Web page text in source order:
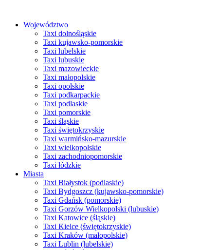
treści
Województwo
Taxi dolnośląskie
Taxi kujawsko-pomorskie
Taxi lubelskie
Taxi lubuskie
Taxi mazowieckie
Taxi małopolskie
Taxi opolskie
Taxi podkarpackie
Taxi podlaskie
Taxi pomorskie
Taxi śląskie
Taxi świętokrzyskie
Taxi warmińsko-mazurskie
Taxi wielkopolskie
Taxi zachodniopomorskie
Taxi łódzkie
Miasta
Taxi Białystok (podlaskie)
Taxi Bydgoszcz (kujawsko-pomorskie)
Taxi Gdańsk (pomorskie)
Taxi Gorzów Wielkopolski (lubuskie)
Taxi Katowice (śląskie)
Taxi Kielce (świętokrzyskie)
Taxi Kraków (małopolskie)
Taxi Lublin (lubelskie)